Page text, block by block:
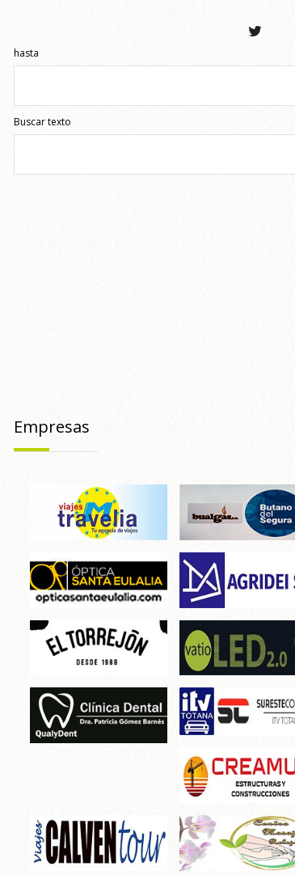
hasta
Buscar texto
Empresas